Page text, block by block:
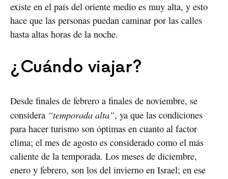
existe en el país del oriente medio es muy alta, y esto
hace que las personas puedan caminar por las calles
hasta altas horas de la noche.
¿Cuándo viajar?
Desde finales de febrero a finales de noviembre, se
considera “temporada alta”, ya que las condiciones
para hacer turismo son óptimas en cuanto al factor
clima; el mes de agosto es considerado como el más
caliente de la temporada. Los meses de diciembre,
enero y febrero, son los del invierno en Israel; en ese